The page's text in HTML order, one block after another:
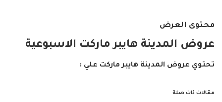
محتوى العرض
عروض المدينة هايبر ماركت الاسبوعية
تحتوي عروض المدينة هايبر ماركت علي :
مقالات ذات صلة